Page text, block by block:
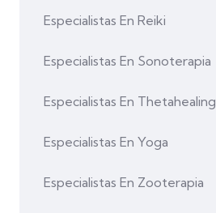
Especialistas En Reiki
Especialistas En Sonoterapia
Especialistas En Thetahealing
Especialistas En Yoga
Especialistas En Zooterapia